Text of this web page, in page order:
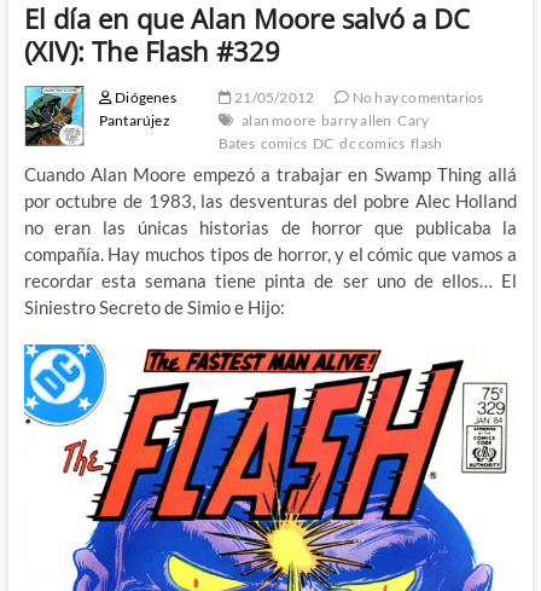
El día en que Alan Moore salvó a DC
(XIV): The Flash #329
Diógenes
Pantarújez
21/05/2012
No hay comentarios
alan moore barry allen Cary
Bates comics DC dc comics flash
Cuando Alan Moore empezó a trabajar en Swamp Thing allá
por octubre de 1983, las desventuras del pobre Alec Holland
no eran las únicas historias de horror que publicaba la
compañía. Hay muchos tipos de horror, y el cómic que vamos a
recordar esta semana tiene pinta de ser uno de ellos… El
Siniestro Secreto de Simio e Hijo: